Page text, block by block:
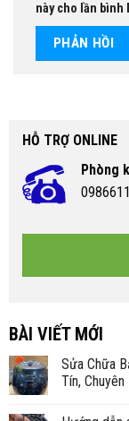
này cho lần bình
HỖ TRỢ ONLINE
Phòng
BÀI VIẾT MỚI
Sửa Chữa
Tín,